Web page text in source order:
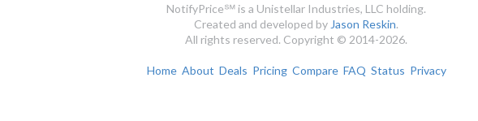
NotifyPrice℠ is a Unistellar Industries, LLC holding.
Created and developed by Jason Reskin.
All rights reserved. Copyright © 2014-2026.
Home About Deals Pricing Compare FAQ Status Privacy